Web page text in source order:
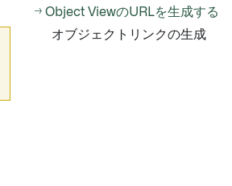
Object ViewのURLを生成する
オブジェクトリンクの生成